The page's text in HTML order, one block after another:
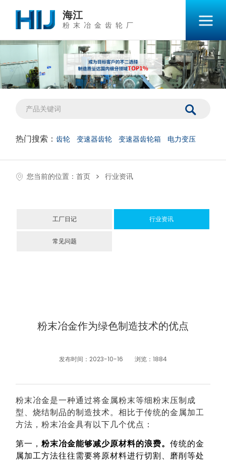
海江
粉末冶金齿轮厂
热门搜索：齿轮 变速器齿轮 变速器齿轮箱 电力变压
您当前的位置：首页 > 行业资讯
工厂日记 行业资讯
常见问题
粉末冶金作为绿色制造技术的优点
发布时间：2023-10-16 浏览：1884
粉末冶金是一种通过将金属粉末等细粉末压制成
型、烧结制品的制造技术。相比于传统的金属加工
方法，粉末冶金具有以下几个优点：
第一，粉末冶金能够减少原材料的浪费。传统的金
属加工方法往往需要将原材料进行切割、磨削等处